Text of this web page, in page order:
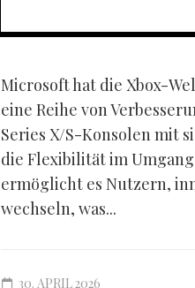
Microsoft hat die Xbox-
eine Reihe von
Series X/S-Konsolen mit
die Flexibilität im
ermöglicht es Nutzern,
wechseln, was...
30. APRIL 2026